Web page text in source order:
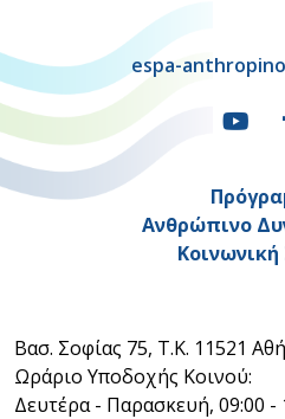
espa-
Βασ. Σοφίας 75, Τ.Κ. 11521
Ωράριο Υποδοχής Κοινού:
Δευτέρα - Παρασκευή, 09:00 -
Ανθρώπινο